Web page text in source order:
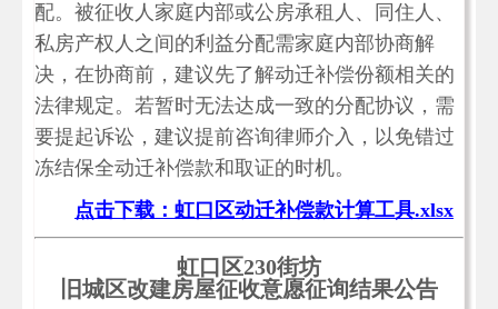
配。被征收人家庭内部或公房承租人、同住人、
私房产权人之间的利益分配需家庭内部协商解
决，在协商前，建议先了解动迁补偿份额相关的
法律规定。若暂时无法达成一致的分配协议，需
要提起诉讼，建议提前咨询律师介入，以免错过
冻结保全动迁补偿款和取证的时机。
点击下载：虹口区动迁补偿款计算工具.xlsx
虹口区230街坊
旧城区改建房屋征收意愿征询结果公告